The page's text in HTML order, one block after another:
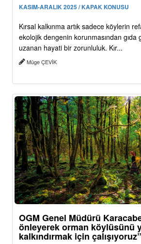
KASIM-ARALIK 2025 / KAPAK KONUSU
Kırsal kalkınma artık sadece köylerin
ekolojik dengenin korunmasından
uzanan hayati bir zorunluluk. Kır...
Müge ÇEVİK
OGM Genel Müdürü
önleyerek orman köylüsünü
kalkındırmak için çalışıyoruz”